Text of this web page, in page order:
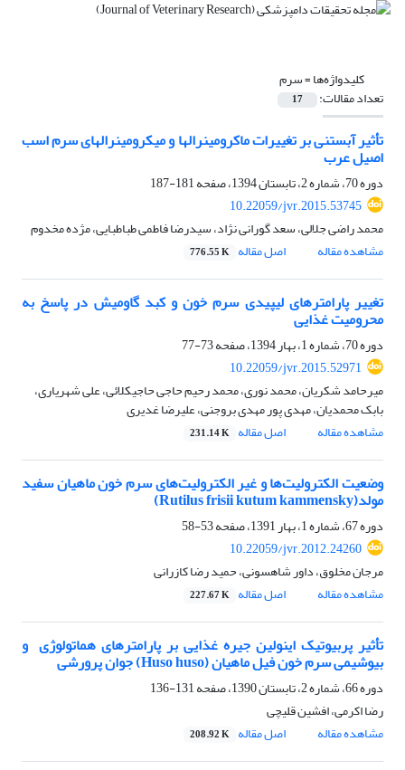
کلیدواژه‌ها =سرم
تعداد مقالات: 17
تأثیر آبستنی بر تغییرات ماکرومینرالها و میکرومینرالهای سرم اسب
اصیل عرب
دوره 70، شماره 2، تابستان 1394، صفحه
181-187
10.22059/jvr.2015.53745
محمد راضی جلالی، سعد گورانی نژاد، سیدرضا فاطمی طباطبایی، مژده مخدوم
مشاهده مقاله
اصل مقاله 776.55 K
تغییر پارامترهای لیپیدی سرم خون و کبد گاومیش در پاسخ به
محرومیت غذایی
دوره 70، شماره 1، بهار 1394، صفحه
73-77
10.22059/jvr.2015.52971
میرحامد شکریان، محمد نوری، محمد رحیم حاجی حاجیکلائی، علی شهریاری،
بابک محمدیان، مهدی پور مهدی بروجنی، علیرضا غدیری
مشاهده مقاله
اصل مقاله 231.14 K
وضعیت الکترولیت‌ها و غیر الکترولیت‌های سرم خون ماهیان سفید
مولد(Rutilus frisii kutum kammensky)
دوره 67، شماره 1، بهار 1391، صفحه
53-58
10.22059/jvr.2012.24260
مرجان مخلوق، داور شاهسونی، حمید رضا کازرانی
مشاهده مقاله
اصل مقاله 227.67 K
تأثیر پربیوتیک اینولین جیره غذایی بر پارامترهای هماتولوژی‌ ‌ و
بیوشیمی سرم خون فیل ماهیان ‌(Huso huso)‌ جوان پرو‌رشی ‌
دوره 66، شماره 2، تابستان 1390، صفحه
131-136
رضا اکرمی، افشین قلیچی
مشاهده مقاله
اصل مقاله 208.92 K